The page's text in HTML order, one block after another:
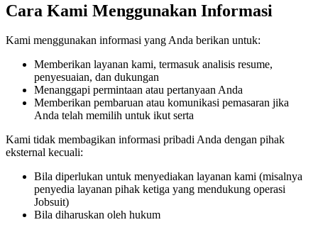
Cara Kami Menggunakan Informasi
Kami menggunakan informasi yang Anda berikan untuk:
Memberikan layanan kami, termasuk analisis resume,
penyesuaian, dan dukungan
Menanggapi permintaan atau pertanyaan Anda
Memberikan pembaruan atau komunikasi pemasaran jika
Anda telah memilih untuk ikut serta
Kami tidak membagikan informasi pribadi Anda dengan pihak
eksternal kecuali:
Bila diperlukan untuk menyediakan layanan kami (misalnya
penyedia layanan pihak ketiga yang mendukung operasi
Jobsuit)
Bila diharuskan oleh hukum